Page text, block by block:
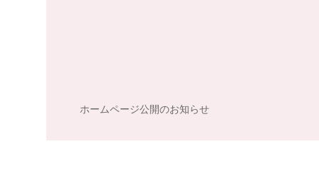
ホームページ公開のお知らせ